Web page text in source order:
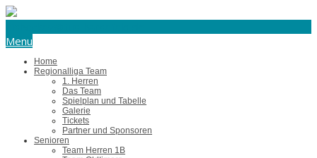
Menu
Home
Regionalliga Team
1. Herren
Das Team
Spielplan und Tabelle
Galerie
Tickets
Partner und Sponsoren
Senioren
Team Herren 1B